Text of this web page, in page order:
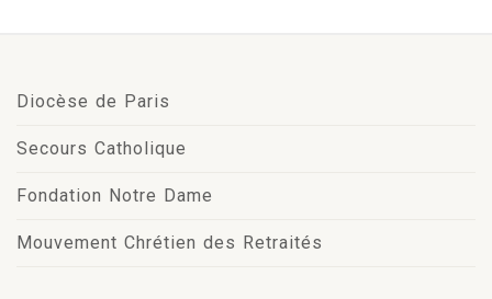
Diocèse de Paris
Secours Catholique
Fondation Notre Dame
Mouvement Chrétien des Retraités